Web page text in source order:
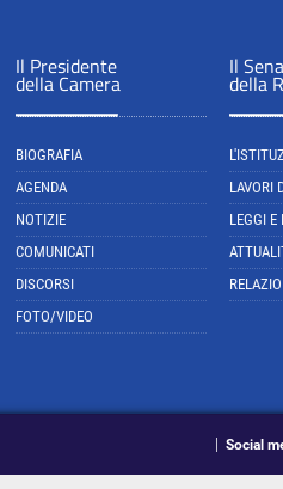
Il Presidente
della Camera
BIOGRAFIA
AGENDA
NOTIZIE
COMUNICATI
DISCORSI
FOTO/VIDEO
Il
della
LAVORI
LEGGI E
Social